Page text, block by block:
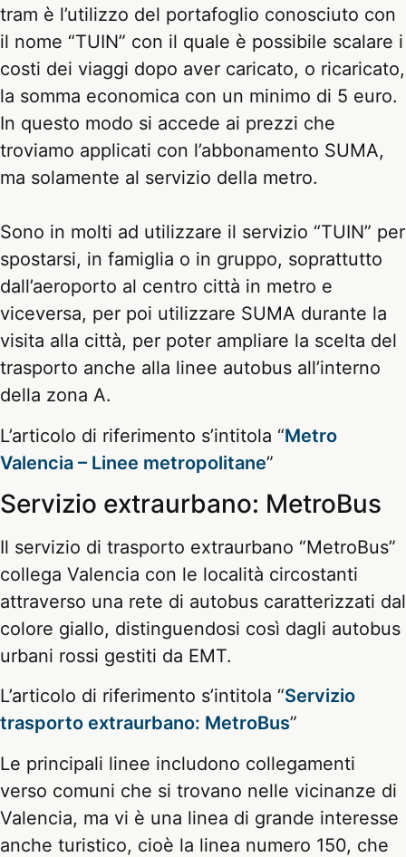
tram è l’utilizzo del portafoglio conosciuto con
il nome “TUIN” con il quale è possibile scalare i
costi dei viaggi dopo aver caricato, o ricaricato,
la somma economica con un minimo di 5 euro.
In questo modo si accede ai prezzi che
troviamo applicati con l’abbonamento SUMA,
ma solamente al servizio della metro.
Sono in molti ad utilizzare il servizio “TUIN” per
spostarsi, in famiglia o in gruppo, soprattutto
dall’aeroporto al centro città in metro e
viceversa, per poi utilizzare SUMA durante la
visita alla città, per poter ampliare la scelta del
trasporto anche alla linee autobus all’interno
della zona A.
L’articolo di riferimento s’intitola “Metro
Valencia – Linee metropolitane”
Servizio extraurbano: MetroBus
Il servizio di trasporto extraurbano “MetroBus”
collega Valencia con le località circostanti
attraverso una rete di autobus caratterizzati dal
colore giallo, distinguendosi così dagli autobus
urbani rossi gestiti da EMT.
L’articolo di riferimento s’intitola “Servizio
trasporto extraurbano: MetroBus”
Le principali linee includono collegamenti
verso comuni che si trovano nelle vicinanze di
Valencia, ma vi è una linea di grande interesse
anche turistico, cioè la linea numero 150, che